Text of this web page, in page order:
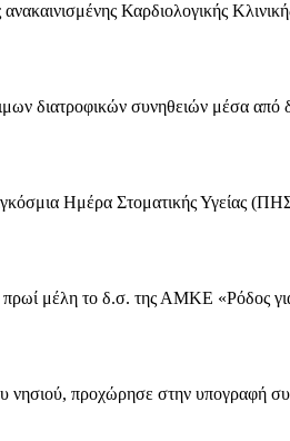
ανακαινισμένης Καρδιολογικής
διατροφικών συνηθειών μέσα
Ημέρα Στοματικής Υγείας
πρωί μέλη το δ.σ. της ΑΜΚΕ «Ρόδος
νησιού, προχώρησε στην υπογραφή